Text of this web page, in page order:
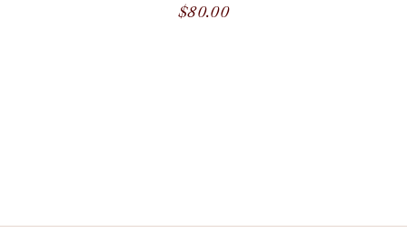
$80.00